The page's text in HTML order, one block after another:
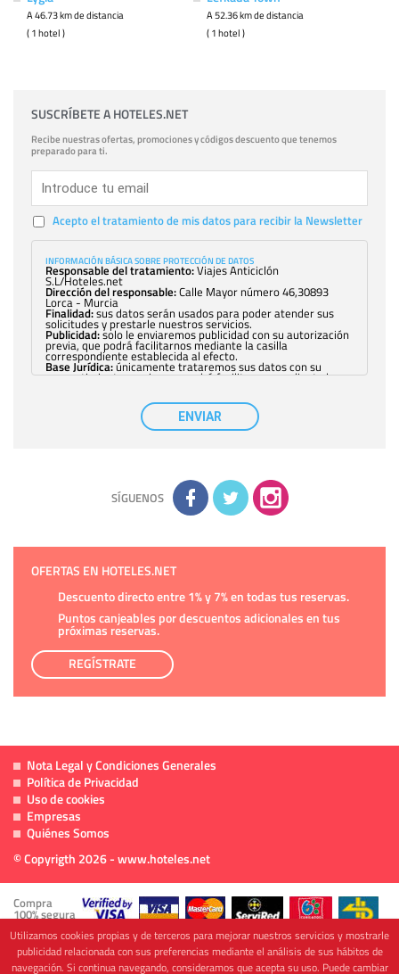
A 46.73 km de distancia
( 1 hotel )
A 52.36 km de distancia
( 1 hotel )
SUSCRÍBETE A HOTELES.NET
Recibe nuestras ofertas, promociones y códigos descuento que tenemos
preparado para ti.
Acepto el tratamiento de mis datos para recibir la Newsletter
INFORMACIÓN BÁSICA SOBRE PROTECCIÓN DE DATOS
Responsable del tratamiento:Viajes Anticiclón
S.L/Hoteles.net
Dirección del responsable:Calle Mayor número 46,30893
Lorca - Murcia
Finalidad:sus datos serán usados para poder atender sus
solicitudes y prestarle nuestros servicios.
Publicidad:solo le enviaremos publicidad con su autorización
previa, que podrá facilitarnos mediante la casilla
correspondiente establecida al efecto.
Base Jurídica:únicamente trataremos sus datos con su
consentimiento previo, que podrá facilitarnos mediante la
con carácter general, sólo el personal de
nuestra entidad que esté debidamente autorizado podrá
tener conocimiento de la información que le pedimos. No se
comunicarán datos a terceros.
adicional y detallada sobre cómo tratamos sus datos en la
política de privacidad
ENVIAR
SÍGUENOS
OFERTAS EN HOTELES.NET
Descuento directo entre 1% y 7% en todas tus reservas.
Puntos canjeables por descuentos adicionales en tus
próximas reservas.
REGÍSTRATE
Nota Legal y Condiciones Generales
Política de Privacidad
Uso de cookies
Empresas
Quiénes Somos
© Copyrigth 2026 - www.hoteles.net
Compra
100% segura
Cofinanciado por
Utilizamos cookies propias y de terceros para mejorar nuestros servicios y mostrarle
publicidad relacionada con sus preferencias mediante el análisis de sus hábitos de
navegación. Si continua navegando, consideramos que acepta su uso. Puede cambiar